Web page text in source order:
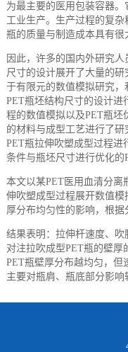
为最主要的医用包装容器
工业生产。生产过程的复
瓶的质量与制造成本具有很
因此，许多的国内外研究
尺寸的设计展开了大量的
于有限元的数值模拟研究
PET瓶坯结构尺寸的设计进
程的数值模拟以及PET瓶坯
的材料与成型工艺进行了
PET瓶拉伸吹塑成型过程进
条件与瓶坯尺寸进行优化的
本文以某PET医用血清分离
伸吹塑成型过程展开数值
厚分布均匀性的影响，根据
结果表明：拉伸杆速度、
对注拉吹成型PET瓶的壁厚
PET瓶壁厚分布越均匀，但
主要对瓶肩、瓶底部分影响